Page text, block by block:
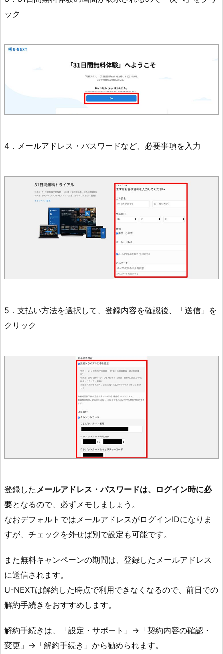
ック
4．メールアドレス・パスワードなど、必要事項を入力
5．支払い方法を選択して、登録内容を確認後、「送信」を
クリック
登録したメールアドレス・パスワードは、ログイン時に必
要となるので、必ずメモしましょう。
なおデフォルトではメールアドレスがログインIDになりま
すが、チェックを外せば別で設定も可能です。
また無料キャンペーンの期間は、登録したメールアドレス
に送信されます。
U-NEXTは解約した時点で利用できなくなるので、前日での
解約手続きをおすすめします。
解約手続きは、「設定・サポート」→「契約内容の確認・
変更」→「解約手続き」から勧められます。